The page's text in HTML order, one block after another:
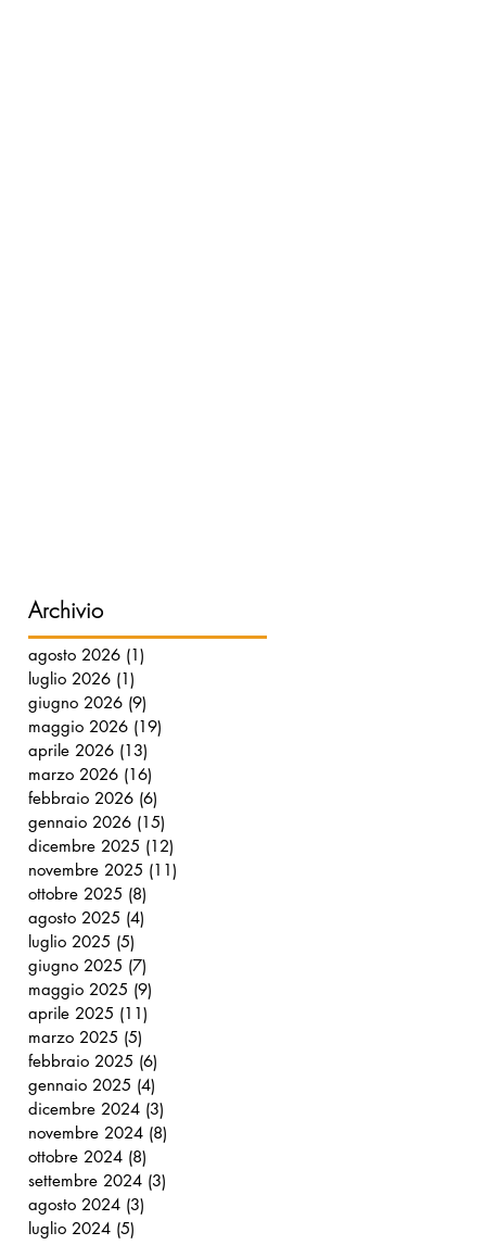
Archivio
agosto 2026 (1)
luglio 2026 (1)
giugno 2026 (9)
maggio 2026 (19)
aprile 2026 (13)
marzo 2026 (16)
febbraio 2026 (6)
gennaio 2026 (15)
dicembre 2025 (12)
novembre 2025 (11)
ottobre 2025 (8)
agosto 2025 (4)
luglio 2025 (5)
giugno 2025 (7)
maggio 2025 (9)
aprile 2025 (11)
marzo 2025 (5)
febbraio 2025 (6)
gennaio 2025 (4)
dicembre 2024 (3)
novembre 2024 (8)
ottobre 2024 (8)
settembre 2024 (3)
agosto 2024 (3)
luglio 2024 (5)